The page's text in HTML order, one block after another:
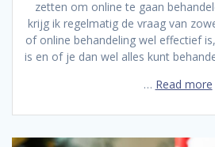
zetten om online te gaan
krijg ik regelmatig de vraag van
of online behandeling wel effectief
is en of je dan wel alles kunt
… Read more